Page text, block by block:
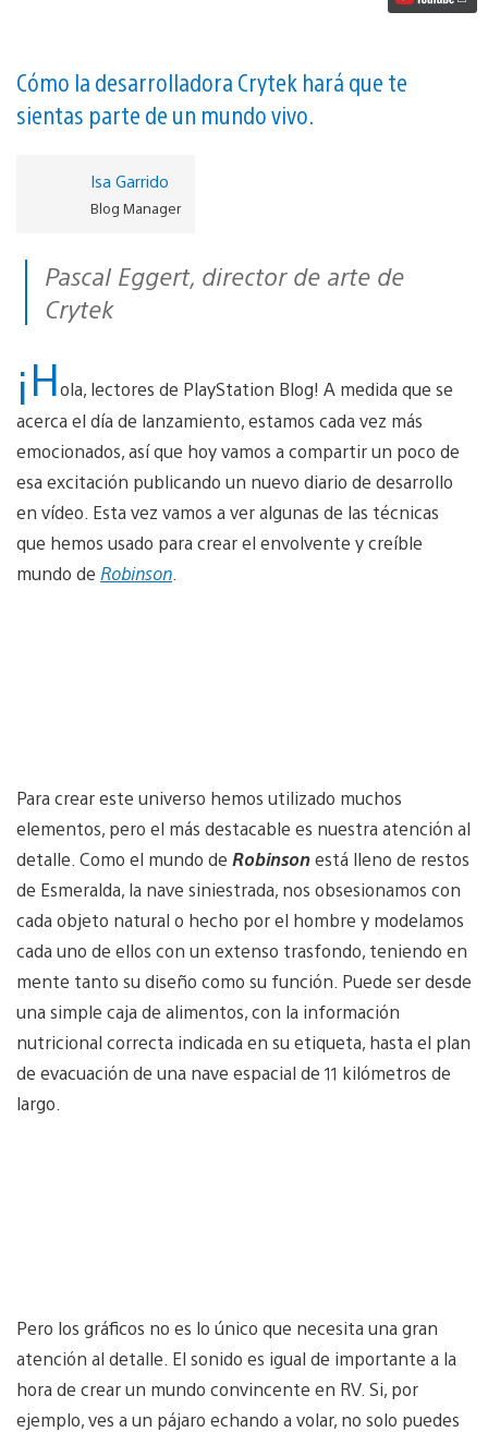
increíblemente
detallado
mundo
Cómo la desarrolladora Crytek hará que te
sientas parte de un mundo vivo.
Isa Garrido
Blog Manager
Pascal Eggert, director de arte de
Crytek
¡Hola, lectores de PlayStation Blog! A medida que se
acerca el día de lanzamiento, estamos cada vez más
emocionados, así que hoy vamos a compartir un poco de
esa excitación publicando un nuevo diario de desarrollo
en vídeo. Esta vez vamos a ver algunas de las técnicas
que hemos usado para crear el envolvente y creíble
mundo de Robinson
Para crear este universo hemos utilizado muchos
elementos, pero el más destacable es nuestra atención al
detalle. Como el mundo de Robinsonestá lleno de restos
de Esmeralda, la nave siniestrada, nos obsesionamos con
cada objeto natural o hecho por el hombre y modelamos
cada uno de ellos con un extenso trasfondo, teniendo en
mente tanto su diseño como su función. Puede ser desde
una simple caja de alimentos, con la información
nutricional correcta indicada en su etiqueta, hasta el plan
de evacuación de una nave espacial de 11 kilómetros de
largo.
Pero los gráficos no es lo único que necesita una gran
atención al detalle. El sonido es igual de importante a la
hora de crear un mundo convincente en RV. Si, por
ejemplo, ves a un pájaro echando a volar, no solo puedes